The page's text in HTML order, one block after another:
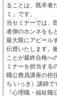
ることは、既卒者
ミ」です。
当セミナーでは、
者側のホンネをも
最大限にアピール
伝授いたします。
ことが最終合格へ
ミナーを担当する
職公務員講座の担
ち いっき）講師で
『心理職・福祉職